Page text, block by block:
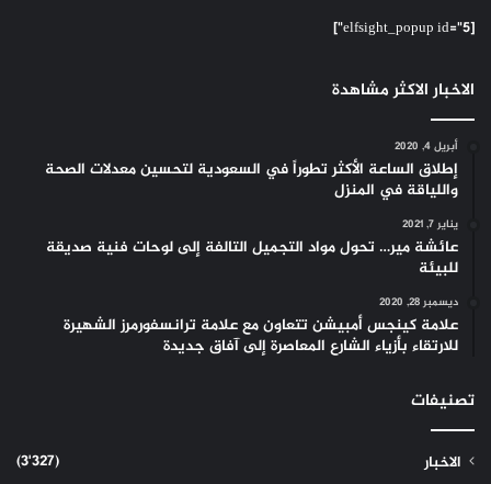
[elfsight_popup id="5"]
الاخبار الاكثر مشاهدة
أبريل 4, 2020
إطلاق الساعة الأكثر تطوراً في السعودية لتحسين معدلات الصحة
واللياقة في المنزل
يناير 7, 2021
عائشة مير… تحول مواد التجميل التالفة إلى لوحات فنية صديقة
للبيئة
ديسمبر 28, 2020
علامة كينجس أمبيشن تتعاون مع علامة ترانسفورمرز الشهيرة
للارتقاء بأزياء الشارع المعاصرة إلى آفاق جديدة
تصنيفات
الاخبار
(3٬327)